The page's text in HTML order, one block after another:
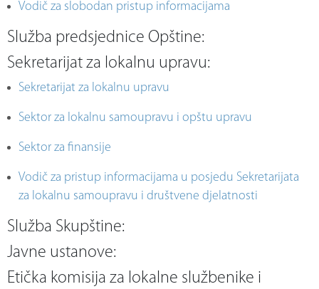
Vodič za slobodan pristup informacijama
Služba predsjednice Opštine:
Sekretarijat za lokalnu upravu:
Sekretarijat za lokalnu upravu
Sektor za lokalnu samoupravu i opštu upravu
Sektor za finansije
Vodič za pristup informacijama u posjedu Sekretarijata
za lokalnu samoupravu i društvene djelatnosti
Služba Skupštine:
Javne ustanove:
Etička komisija za lokalne službenike i